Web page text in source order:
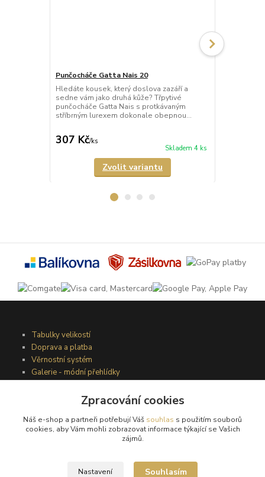
Punčocháče Gatta Nais 20
Hledáte kousek, který doslova zazáří a
sedne vám jako druhá kůže? Třpytivé
punčocháče Gatta Nais s protkávaným
stříbrným lurexem dokonale obepnou...
307 Kč/ks
Skladem 4 ks
Zvolit variantu
Tabulky velikostí
Doprava a platba
Věrnostní systém
Galerie - módní přehlídky
Podmínky užití webového rozhraní
Obchodní podmínky
Zpracování cookies
Náš e-shop a partneři potřebují Váš souhlas s použitím souborů
cookies, aby Vám mohli zobrazovat informace týkající se Vašich
zájmů.
Nastavení Souhlasím